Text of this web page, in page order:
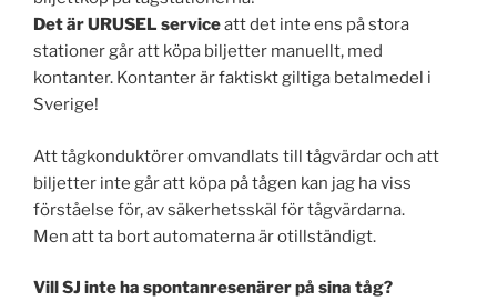
Det är URUSEL serviceatt det inte ens på stora
stationer går att köpa biljetter manuellt, med
kontanter. Kontanter är faktiskt giltiga betalmedel i
Sverige!
Att tågkonduktörer omvandlats till tågvärdar och att
biljetter inte går att köpa på tågen kan jag ha viss
förståelse för, av säkerhetsskäl för tågvärdarna.
Men att ta bort automaterna är otillständigt.
Vill SJ inte ha spontanresenärer på sina tåg?